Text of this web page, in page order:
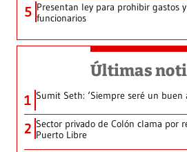
5 Presentan ley para prohibir gastos
funcionarios
Últimas
1 Sumit Seth: ‘Siempre seré un buen
2 Sector privado de Colón clama por
Puerto Libre